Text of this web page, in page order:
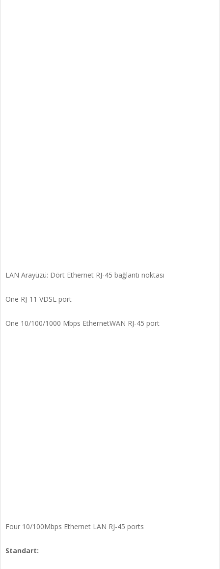
LAN Arayüzü: Dört Ethernet RJ-45 bağlantı noktası
One RJ-11 VDSL port
One 10/100/1000 Mbps EthernetWAN RJ-45 port
Four 10/100Mbps Ethernet LAN RJ-45 ports
Standart: